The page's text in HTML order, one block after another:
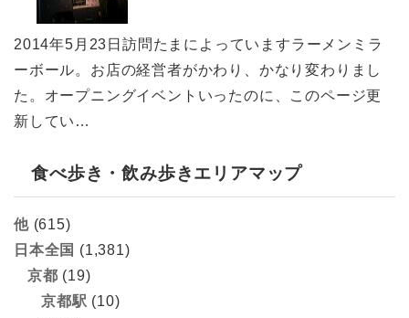
2014年5月23日訪問たまによっていますラーメンミラ
ーボール。お店の経営者がかわり、かなり変わりまし
た。オープニングイベントいったのに、このページ更
新してい…
食べ歩き・飲み歩きエリアマップ
他(615)
日本全国 (1,381)
京都 (19)
京都駅 (10)